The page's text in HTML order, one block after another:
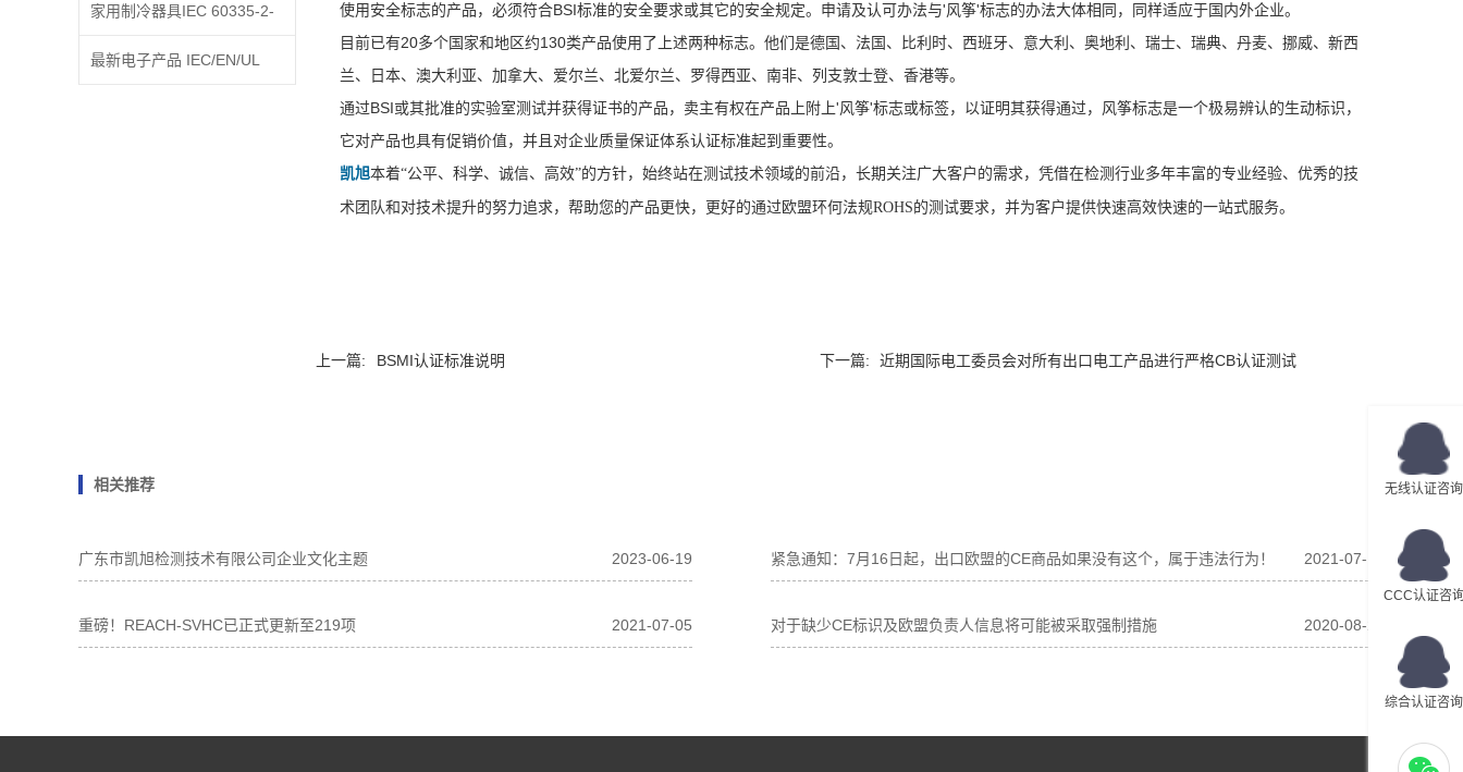
识，你认识几个?
家用制冷器具IEC 60335-2-
24:2010修订A2:2017条款
最新电子产品 IEC/EN/UL
使用安全标志的产品，必须符合BSI标准的安全要求或其它的安全规定。申请及认可办法与'风筝'标志的办法大体相同，同样适应于国内外企业。
目前已有20多个国家和地区约130类产品使用了上述两种标志。他们是德国、法国、比利时、西班牙、意大利、奥地利、瑞士、瑞典、丹麦、挪威、新西
兰、日本、澳大利亚、加拿大、爱尔兰、北爱尔兰、罗得西亚、南非、列支敦士登、香港等。
通过BSI或其批准的实验室测试并获得证书的产品，卖主有权在产品上附上'风筝'标志或标签，以证明其获得通过，风筝标志是一个极易辨认的生动标识，
它对产品也具有促销价值，并且对企业质量保证体系认证标准起到重要性。
凯旭本着“公平、科学、诚信、高效”的方针，始终站在测试技术领域的前沿，长期关注广大客户的需求，凭借在检测行业多年丰富的专业经验、优秀的技
术团队和对技术提升的努力追求，帮助您的产品更快，更好的通过欧盟环何法规ROHS的测试要求，并为客户提供快速高效快速的一站式服务。
上一篇: BSMI认证标准说明 下一篇: 近期国际电工委员会对所有出口电工产品进行严格CB认证测试
相关推荐
广东市凯旭检测技术有限公司企业文化主题 2023-06-19 紧急通知：7月16日起，出口欧盟的CE商品如果没有这个，属于违法行为！ 2021-07-17
重磅！REACH-SVHC已正式更新至219项 2021-07-05 对于缺少CE标识及欧盟负责人信息将可能被采取强制措施 2020-08-26
无线认证咨询
CCC认证咨
综合认证咨询